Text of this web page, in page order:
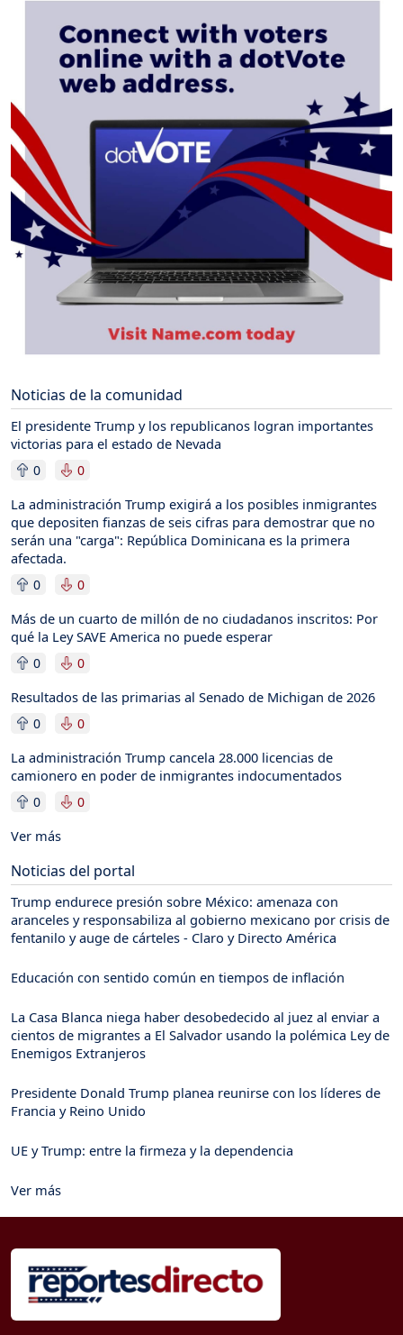
Noticias de la comunidad
El presidente Trump y los republicanos logran importantes
victorias para el estado de Nevada
0 0
La administración Trump exigirá a los posibles inmigrantes
que depositen fianzas de seis cifras para demostrar que no
serán una "carga": República Dominicana es la primera
afectada.
0 0
Más de un cuarto de millón de no ciudadanos inscritos: Por
qué la Ley SAVE America no puede esperar
0 0
Resultados de las primarias al Senado de Michigan de 2026
0 0
La administración Trump cancela 28.000 licencias de
camionero en poder de inmigrantes indocumentados
0 0
Ver más
Noticias del portal
Trump endurece presión sobre México: amenaza con
aranceles y responsabiliza al gobierno mexicano por crisis de
fentanilo y auge de cárteles - Claro y Directo América
Educación con sentido común en tiempos de inflación
La Casa Blanca niega haber desobedecido al juez al enviar a
cientos de migrantes a El Salvador usando la polémica Ley de
Enemigos Extranjeros
Presidente Donald Trump planea reunirse con los líderes de
Francia y Reino Unido
UE y Trump: entre la firmeza y la dependencia
Ver más